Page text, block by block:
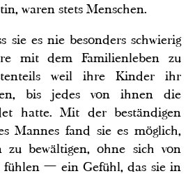
waren stets Menschen.
sie es nie besonders schwierig
mit dem Familienleben zu
weil ihre Kinder ihr
bis jedes von ihnen die
hatte. Mit der beständigen
Mannes fand sie es möglich,
zu bewältigen, ohne sich von
fühlen — ein Gefühl, das sie in